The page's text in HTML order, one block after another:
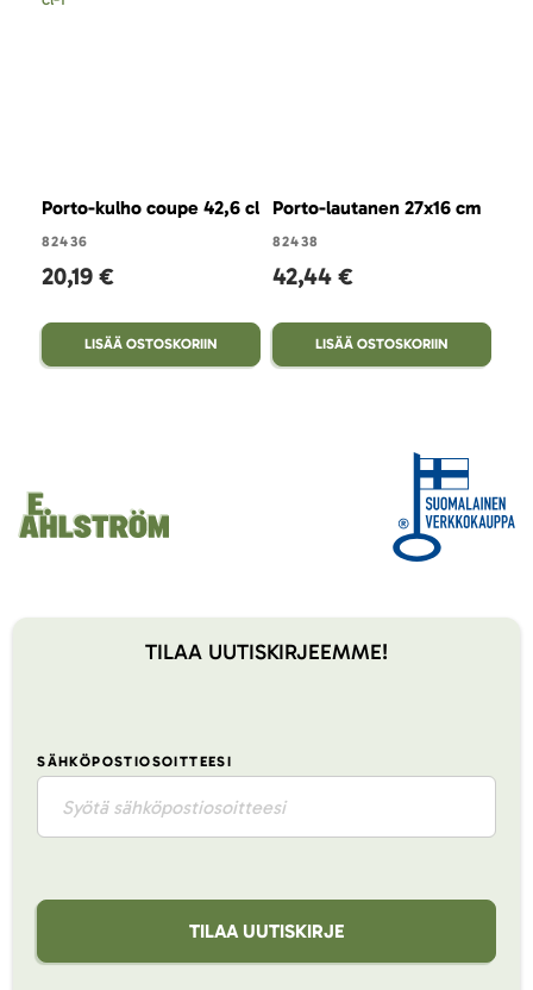
Porto-kulho coupe 42,6 cl
82436
20,19 €
LISÄÄ OSTOSKORIIN
Porto-lautanen 27x16 cm
82438
42,44 €
LISÄÄ OSTOSKORIIN
TILAA UUTISKIRJEEMME!
SÄHKÖPOSTIOSOITTEESI
TILAA UUTISKIRJE